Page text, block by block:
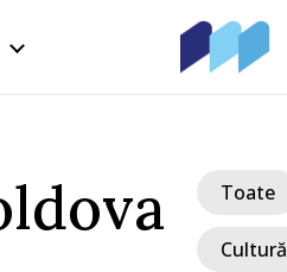
Toate
Cultură